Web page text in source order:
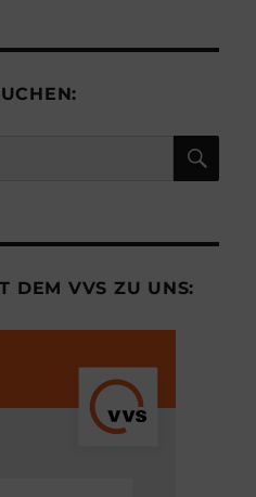
DEM VVS ZU UNS: